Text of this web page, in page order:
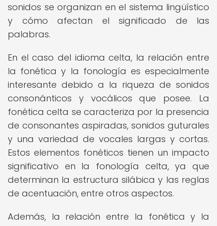
sonidos se organizan en el sistema lingüístico
y cómo afectan el significado de las
palabras.
En el caso del idioma celta, la relación entre
la fonética y la fonología es especialmente
interesante debido a la riqueza de sonidos
consonánticos y vocálicos que posee. La
fonética celta se caracteriza por la presencia
de consonantes aspiradas, sonidos guturales
y una variedad de vocales largas y cortas.
Estos elementos fonéticos tienen un impacto
significativo en la fonología celta, ya que
determinan la estructura silábica y las reglas
de acentuación, entre otros aspectos.
Además, la relación entre la fonética y la